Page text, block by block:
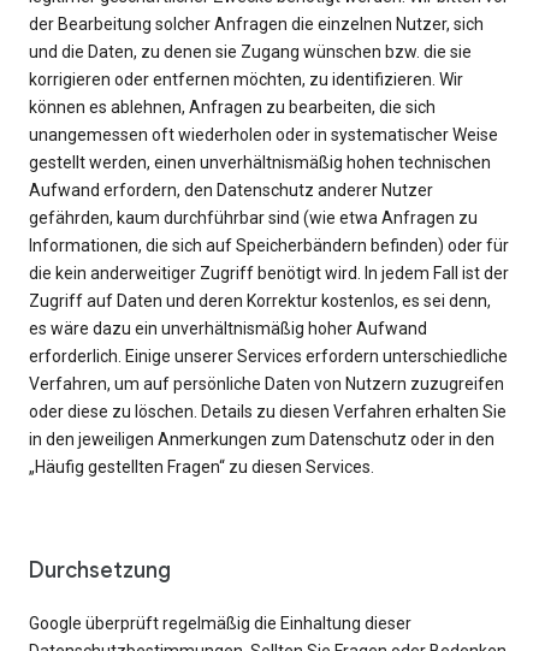
der Bearbeitung solcher Anfragen die einzelnen Nutzer, sich
und die Daten, zu denen sie Zugang wünschen bzw. die sie
korrigieren oder entfernen möchten, zu identifizieren. Wir
können es ablehnen, Anfragen zu bearbeiten, die sich
unangemessen oft wiederholen oder in systematischer Weise
gestellt werden, einen unverhältnismäßig hohen technischen
Aufwand erfordern, den Datenschutz anderer Nutzer
gefährden, kaum durchführbar sind (wie etwa Anfragen zu
Informationen, die sich auf Speicherbändern befinden) oder für
die kein anderweitiger Zugriff benötigt wird. In jedem Fall ist der
Zugriff auf Daten und deren Korrektur kostenlos, es sei denn,
es wäre dazu ein unverhältnismäßig hoher Aufwand
erforderlich. Einige unserer Services erfordern unterschiedliche
Verfahren, um auf persönliche Daten von Nutzern zuzugreifen
oder diese zu löschen. Details zu diesen Verfahren erhalten Sie
in den jeweiligen Anmerkungen zum Datenschutz oder in den
„Häufig gestellten Fragen“ zu diesen Services.
Durchsetzung
Google überprüft regelmäßig die Einhaltung dieser